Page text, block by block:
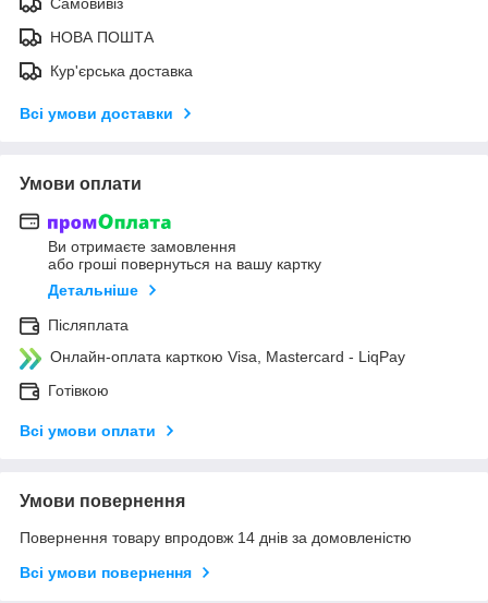
НОВА ПОШТА
Кур'єрська доставка
Всі умови доставки
Умови оплати
Ви отримаєте замовлення
або гроші повернуться на вашу картку
Детальніше
Післяплата
Онлайн-оплата карткою Visa, Mastercard - LiqPay
Готівкою
Всі умови оплати
Умови повернення
Повернення товару впродовж 14 днів за домовленістю
Всі умови повернення